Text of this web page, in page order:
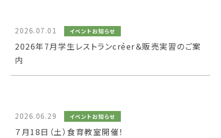
2026.07.01 イベントお知らせ
2026年7月学生レストランcréer＆販売実習のご案
内
2026.06.29 イベントお知らせ
７月18日（土）食育教室開催！